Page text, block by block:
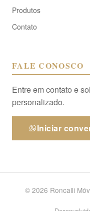
Produtos
Contato
FALE CONOSCO
Entre em contato e
personalizado.
Iniciar
© 2026 Roncalli